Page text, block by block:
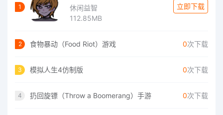
1
休闲益智
112.85MB
立即下载
2 食物暴动（Food Riot）游戏 0次下载
3 模拟人生4仿制版 0次下载
4 扔回旋镖（Throw a Boomerang）手游 0次下载